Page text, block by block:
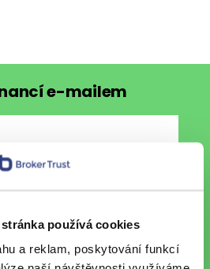
používá cookies
a reklam, poskytování funkcí
e-mailem
vzpruhu z
e-mailem.